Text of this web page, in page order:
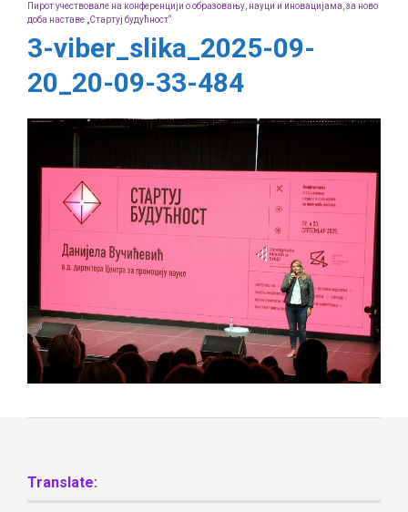
Пирот учествовале на конференцији о образовању, науци и иновацијама, за ново
доба наставе „Стартуј будућност“
3-viber_slika_2025-09-
20_20-09-33-484
Translate: